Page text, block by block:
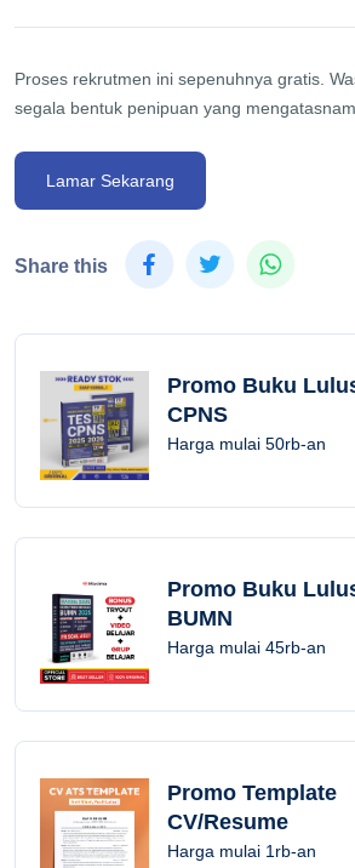
Proses rekrutmen ini sepenuhnya gratis.
segala bentuk penipuan yang
Lamar Sekarang
Share this
Promo Buku
CPNS
Harga mulai 50rb-an
Promo Buku
BUMN
Harga mulai 45rb-an
Promo Template
CV/Resume
Harga mulai 1rb-an